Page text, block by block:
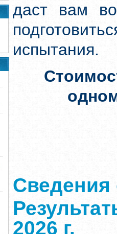
даст вам
испытания.
Сведения
2026 г.